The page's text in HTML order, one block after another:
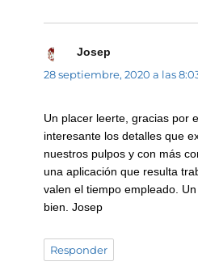
Josep
28 septiembre, 2020 a las
Un placer leerte, gracias por
interesante los detalles que
nuestros pulpos y con más
una aplicación que resulta
valen el tiempo empleado.
bien. Josep
Responder